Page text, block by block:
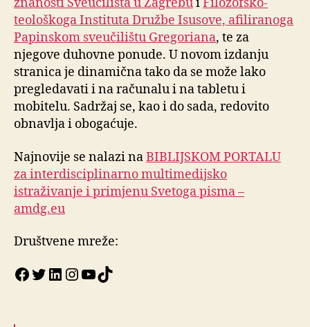
teološkoga Instituta Družbe Isusove, afiliranoga
Papinskom sveučilištu Gregoriana, te za
njegove duhovne ponude. U novomizdanju
stranica je dinamična tako da se može lako
pregledavati i na računalu i na tabletu i
mobitelu. Sadržaj se, kao i do sada, redovito
obnavlja i obogaćuje.
Najnovije se nalazi naBIBLIJSKOM PORTALU
za interdisciplinarno multimedijsko
istraživanje i primjenu Svetoga pisma –
amdg.eu
Društvene mreže:
Facebook
Twitter
LinkedIn
Instagram
YouTube
TikTok